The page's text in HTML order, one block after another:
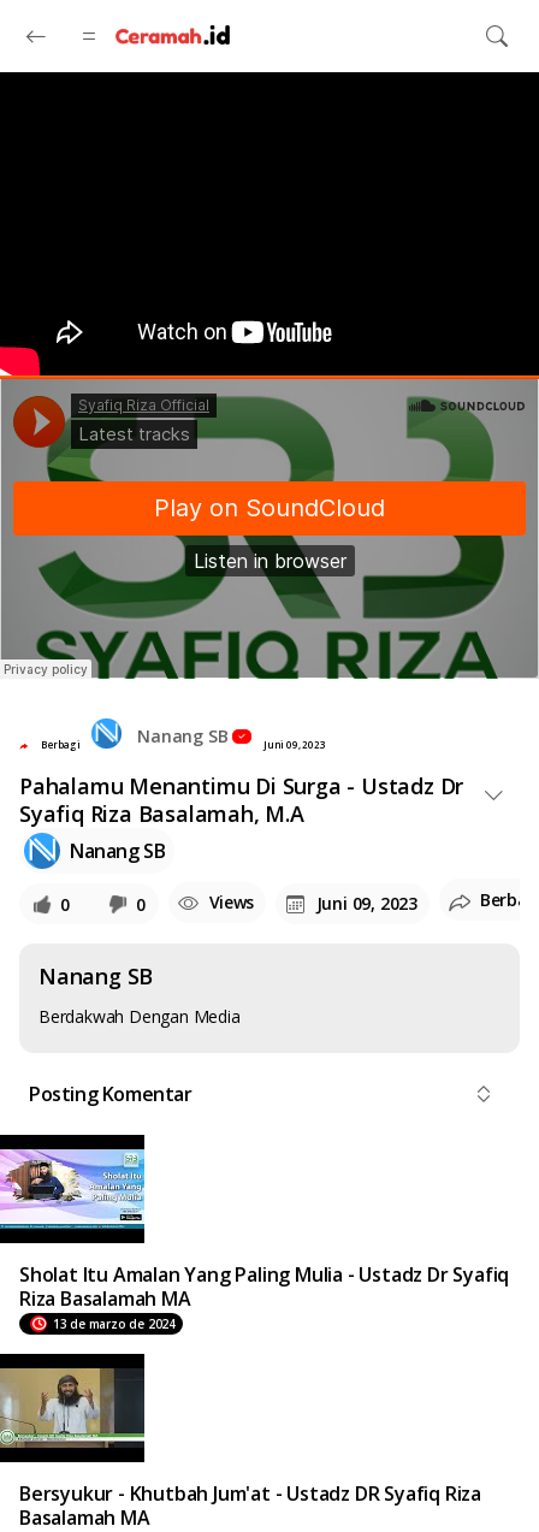
Langsung ke konten utama
Berbagi Nanang SB Juni 09, 2023
Pahalamu Menantimu Di Surga - Ustadz Dr
Syafiq Riza Basalamah, M.A
Nanang SB
0 0 Views Juni 09, 2023
Nanang SB
Berdakwah Dengan Media
Posting Komentar
Sholat Itu Amalan Yang Paling Mulia - Ustadz Dr Syafiq
Riza Basalamah MA
13 de marzo de 2024
Bersyukur - Khutbah Jum'at - Ustadz DR Syafiq Riza
Basalamah MA